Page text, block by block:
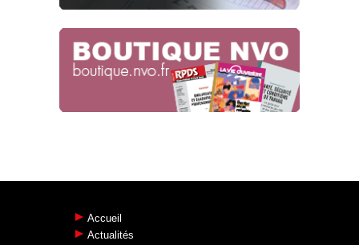
Accueil
Actualités